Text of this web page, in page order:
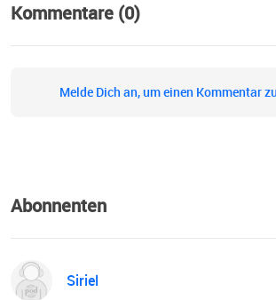
Kommentare (0)
Melde Dich an, um einen Kommentar
Abonnenten
Siriel